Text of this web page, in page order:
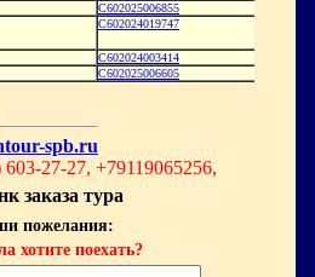
С602025006855
С602024019747
С602024003414
С602025006605
spb.ru
603-27-27, +79119065256,
заказа тура
пожелания:
хотите поехать?